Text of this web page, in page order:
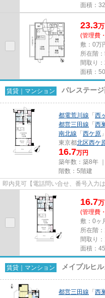
面積：
23.3万
(管理費
敷：0万
所在階
間取り
面積：
賃貸｜マンション パレステー
都電荒川線 「 西
都営三田線 「 西
南北線 「 西ケ原
東京都北区西ケ
16.7万円
築年数：築8年
階数：5階建
即内見可【電話問い合せ、番号入力
16.7万
(管理費
敷：0ヶ
所在階
間取り
面積：
賃貸｜マンション メイプルヒル
都営三田線 「 西